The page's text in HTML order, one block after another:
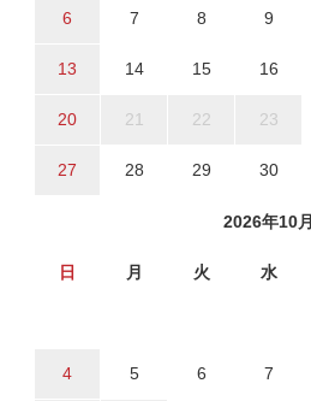
6 7 8 9
13 14 15 16
20 21 22 23
27 28 29 30
2026年10月
日 月 火 水
4 5 6 7